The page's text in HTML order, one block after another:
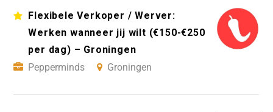
Flexibele Verkoper / Werver:
Werken wanneer jij wilt (€150-€250
per dag) – Groningen
Pepperminds
Groningen